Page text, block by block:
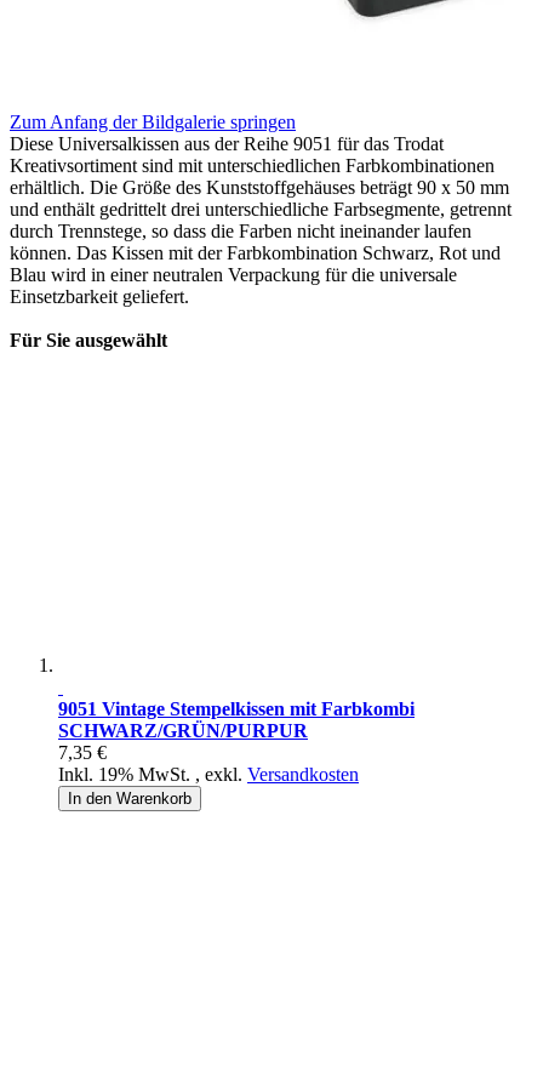
Zum Anfang der Bildgalerie springen
Diese Universalkissen aus der Reihe 9051 für das Trodat
Kreativsortiment sind mit unterschiedlichen Farbkombinationen
erhältlich. Die Größe des Kunststoffgehäuses beträgt 90 x 50 mm
und enthält gedrittelt drei unterschiedliche Farbsegmente, getrennt
durch Trennstege, so dass die Farben nicht ineinander laufen
können. Das Kissen mit der Farbkombination Schwarz, Rot und
Blau wird in einer neutralen Verpackung für die universale
Einsetzbarkeit geliefert.
Für Sie ausgewählt
9051 Vintage Stempelkissen mit Farbkombi
SCHWARZ/GRÜN/PURPUR
7,35 €
Inkl. 19% MwSt. , exkl. Versandkosten
In den Warenkorb